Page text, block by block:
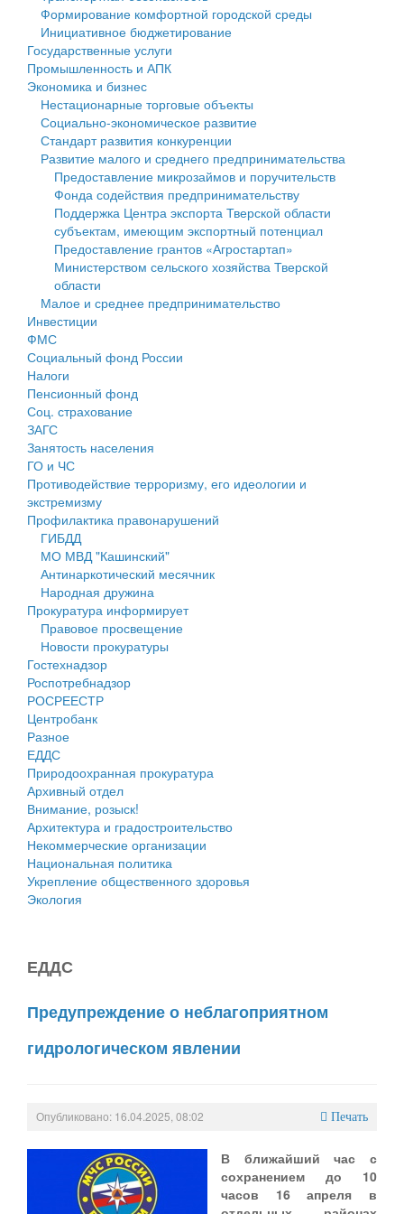
Государственные услуги
Промышленность и АПК
Экономика и бизнес
Символика
Устав
Гостям округа
Туризм
Культура
Образование
Здравоохранение
Социальная защита
Фотоальбом
муниципального округа Тверской области
Администрация Кашинского муниципального округа
Тверской области
Управление сельскими территориями
Открытые данные
Работа с обращениями граждан
Муниципальный контроль
Муниципальные услуги
Проекты административных регламентов
Антимонопольный комплаенс
Противодействие коррупции
Финансовое управление
Бюджет для граждан
Имущество
Выявление правообладателей ранее учтенных
объектов недвижимости
Имущественная поддержка субъектов малого и
среднего предпринимательства
Информационная поддержка субъектов малого и
среднего предпринимательства
Муниципальные программы
Контрольно-счетная палата
Персональные данные
Оценка регулирующего воздействия
Деятельность МУ
Нормативы градостроительного проектирования
Правила землепользования и застройки
Генеральные планы
Проекты планировки территории
Собрание депутатов
Городское поселение
Сельские поселения
Формирование комфортной городской среды
Инициативное бюджетирование
Государственные услуги
Промышленность и АПК
Экономика и бизнес
Нестационарные торговые объекты
Социально-экономическое развитие
Стандарт развития конкуренции
Развитие малого и среднего предпринимательства
Предоставление микрозаймов и поручительств
Фонда содействия предпринимательству
Поддержка Центра экспорта Тверской области
субъектам, имеющим экспортный потенциал
Предоставление грантов «Агростартап»
Министерством сельского хозяйства Тверской
области
Малое и среднее предпринимательство
Инвестиции
ФМС
Социальный фонд России
Налоги
Пенсионный фонд
Соц. страхование
ЗАГС
Занятость населения
ГО и ЧС
Противодействие терроризму, его идеологии и
экстремизму
Профилактика правонарушений
ГИБДД
МО МВД "Кашинский"
Антинаркотический месячник
Народная дружина
Прокуратура информирует
Правовое просвещение
Новости прокуратуры
Гостехнадзор
Роспотребнадзор
РОСРЕЕСТР
Центробанк
Разное
ЕДДС
Природоохранная прокуратура
Архивный отдел
Внимание, розыск!
Архитектура и градостроительство
Некоммерческие организации
Национальная политика
Укрепление общественного здоровья
Экология
ЕДДС
Предупреждение о неблагоприятном
гидрологическом явлении
Опубликовано: 16.04.2025, 08:02 Печать
В ближайший час с
сохранением до 10
часов 16 апреля в